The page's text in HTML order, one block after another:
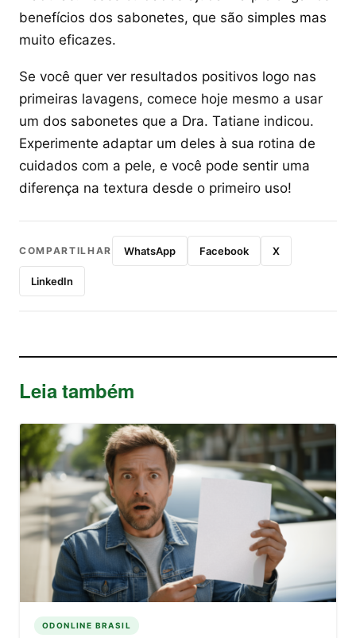
benefícios dos sabonetes, que são simples mas
muito eficazes.
Se você quer ver resultados positivos logo nas
primeiras lavagens, comece hoje mesmo a usar
um dos sabonetes que a Dra. Tatiane indicou.
Experimente adaptar um deles à sua rotina de
cuidados com a pele, e você pode sentir uma
diferença na textura desde o primeiro uso!
COMPARTILHAR WhatsApp Facebook X
LinkedIn
Leia também
ODONLINE BRASIL